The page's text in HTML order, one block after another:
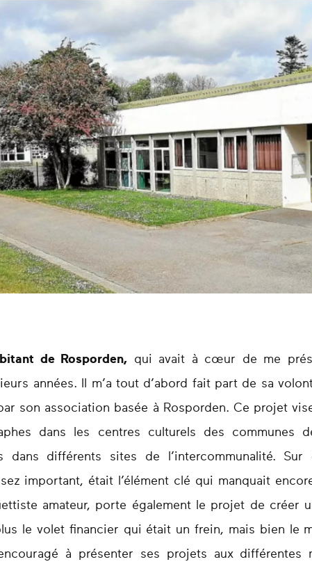
de Rosporden, qui avait à cœur de me
années. Il m’a tout d’abord fait part de sa
son association basée à Rosporden. Ce projet
dans les centres culturels des communes
dans différents sites de l’intercommunalité.
important, était l’élément clé qui manquait
amateur, porte également le projet de créer
le volet financier qui était un frein, mais bien le
à présenter ses projets aux différentes